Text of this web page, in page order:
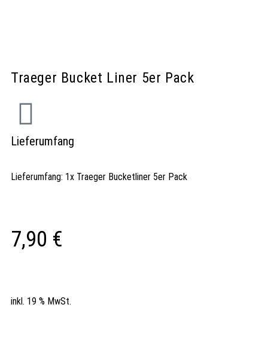
Traeger Bucket Liner 5er Pack
Lieferumfang
Lieferumfang: 1x Traeger Bucketliner 5er Pack
7,90 €
inkl. 19 % MwSt.